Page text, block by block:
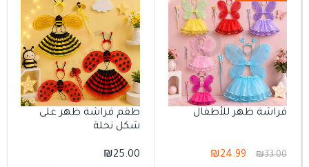
فراشة ظهر للأطفال
₪33.00
₪24.99
طقم فراشة ظهر على
شكل نحلة
₪25.00